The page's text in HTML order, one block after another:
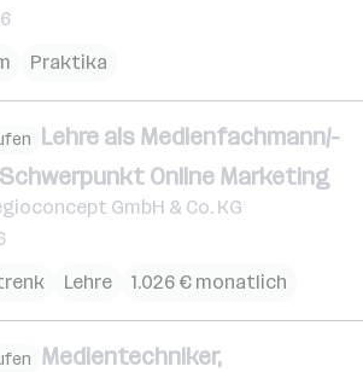
Praktika
Lehre als Medienfachmann/-
Online Marketing
GmbH & Co. KG
Lehre 1.026 € monatlich
Medientechniker,